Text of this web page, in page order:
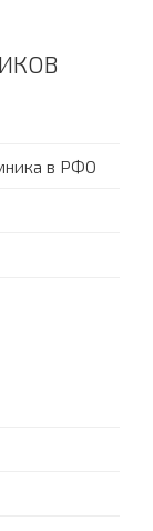
в РФО